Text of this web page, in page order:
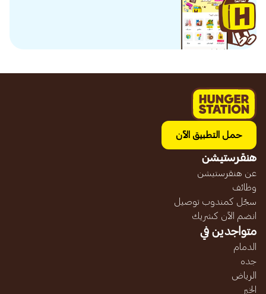
حمل التطبيق الآن
هنقرستيشن
عن هنقرستيشن
وظائف
سجّل كمندوب توصيل
انضم الآن كشريك
متواجدين في
الدمام
جده
الرياض
الخبر